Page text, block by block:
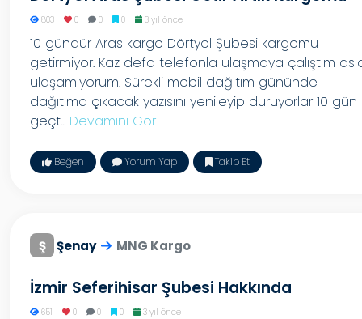
803 0 0 0 3 yıl önce
10 gündür Aras kargo Dörtyol Şubesi kargomu
getirmiyor. Kaz defa telefonla ulaşmaya çalıştım
ulaşamıyorum. Sürekli mobil dağıtım gününde
dağıtıma çıkacak yazısını yenileyip duruyorlar 10 gün
geçt... Devamını Gör
Beğen Yorum Yap Takip Et
Ş Şenay MNG Kargo
İzmir Seferihisar Şubesi Hakkında
651 0 0 0 3 yıl önce